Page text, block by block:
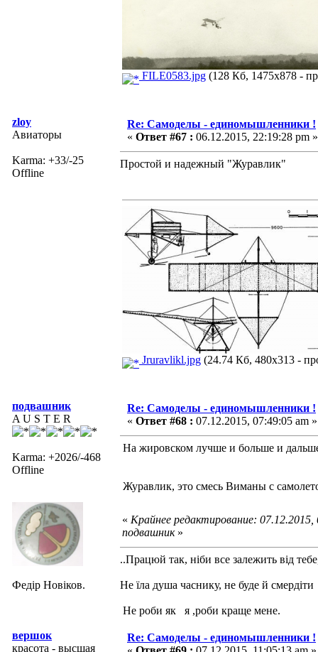
FILE0583.jpg (128 Кб, 1475x878 -
zloy
Авиаторы
Karma: +33/-25
Offline
Re: Самоделы - единомышленники !
« Ответ #67 : 06.12.2015, 22:19:28 pm »
Простой и надежный "Журавлик"
Jruravlikl.jpg (24.74 Кб, 480x313 -
подвашник
A U S T E R
Karma: +2026/-468
Offline
Федір Новіков.
Re: Самоделы - единомышленники !
« Ответ #68 : 07.12.2015, 07:49:05 am »
На жировском лучше и больше и
Журавлик, это смесь Виманы с
« Крайнее редактирование:
подвашник»
..Працюй так, ніби все залежить від
Не їла душа часнику, не буде й смердіти
Не роби як я ,роби краще мене.
вершок
красота - высшая
Re: Самоделы - единомышленники !